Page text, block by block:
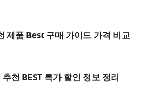
제품 Best 구매 가이드 가격 비교
천 BEST 특가 할인 정보 정리